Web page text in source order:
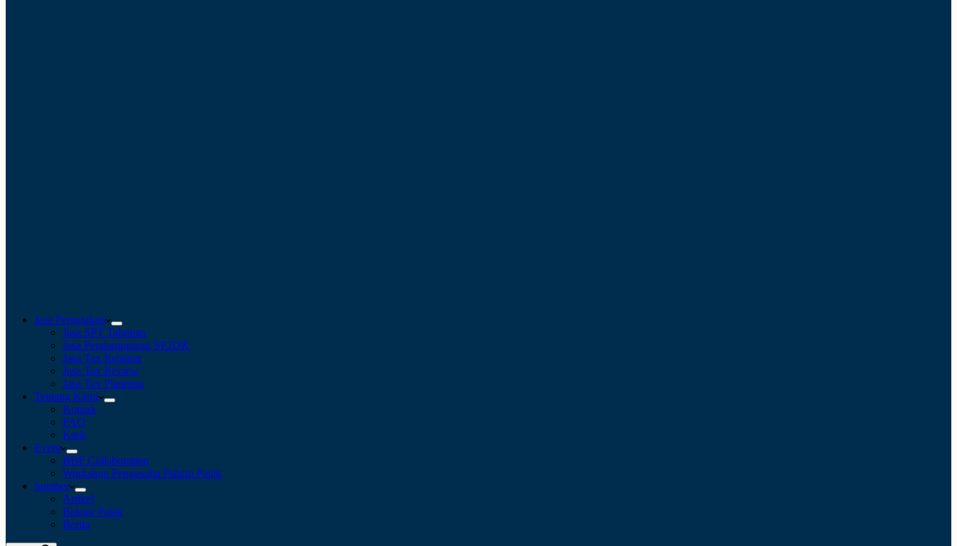
Jasa Perpajakan
Jasa SPT Tahunan
Jasa Pendampingan SP2DK
Jasa Tax Retainer
Jasa Tax Review
Jasa Tax Planning
Tentang Kami
Kontak
FAQ
Karir
Event
BBF Collaboration
Workshop Pengusaha Paham Pajak
Sumber
Artikel
Belajar Pajak
Berita